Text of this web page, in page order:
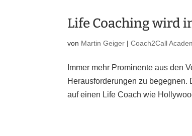
Life Coaching wird
von Martin Geiger |Coach2Call
Immer mehr Prominente aus den
Herausforderungen zu
auf einen Life Coach wie